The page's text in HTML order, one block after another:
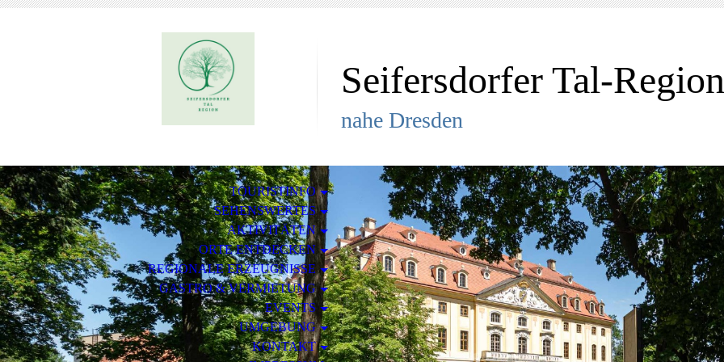
Seifersdorfer Tal-Region
nahe Dresden
TOURISTINFO
SEHENSWERTES
AKTIVITÄTEN
ORTE ENTDECKEN
REGIONALE ERZEUGNISSE
GASTRO & VERMIETUNG
EVENTS
UMGEBUNG
KONTAKT